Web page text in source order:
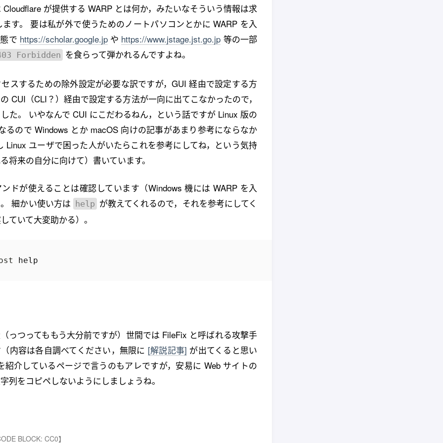
が提供する WARP とは何か，みたいなそういう情報は求
す。 要は私が外で使うためのノートパソコンとかに WARP を入
で https://scholar.google.jpや https://www.jstage.jst.go.jp 等の一部
Forbidden を食らって弾かれるんですよね。
スするための除外設定が必要な訳ですが，GUI 経由で設定する方
CUI（CLI？）経由で設定する方法が一向に出てこなかったので，
た。 いやなんで CUI にこだわるねん，という話ですが Linux 版の
るので Windows とか macOS 向けの記事があまり参考にならなか
Linux ユーザで困った人がいたらこれを参考にしてね，という気持
将来の自分に向けて）書いています。
ドが使えることは確認しています（Windows 機には WARP を入
細かい使い方は
help が教えてくれるので，それを参考にしてく
ていて大変助かる）。
help
っつってももう大分前ですが）世間では FileFix と呼ばれる攻撃手
内容は各自調べてください，無限に [解説記事] が出てくると思い
介しているページで言うのもアレですが，安易に Web サイトの
列をコピペしないようにしましょうね。
BLOCK: CC0】